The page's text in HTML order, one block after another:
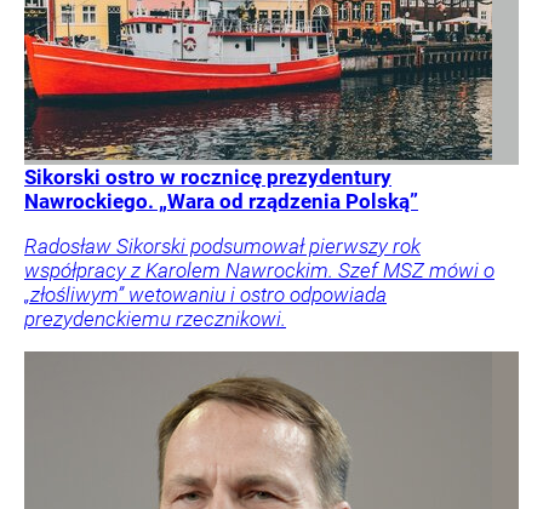
Sikorski ostro w rocznicę prezydentury
Nawrockiego. „Wara od rządzenia Polską”
Radosław Sikorski podsumował pierwszy rok
współpracy z Karolem Nawrockim. Szef MSZ mówi o
„złośliwym” wetowaniu i ostro odpowiada
prezydenckiemu rzecznikowi.